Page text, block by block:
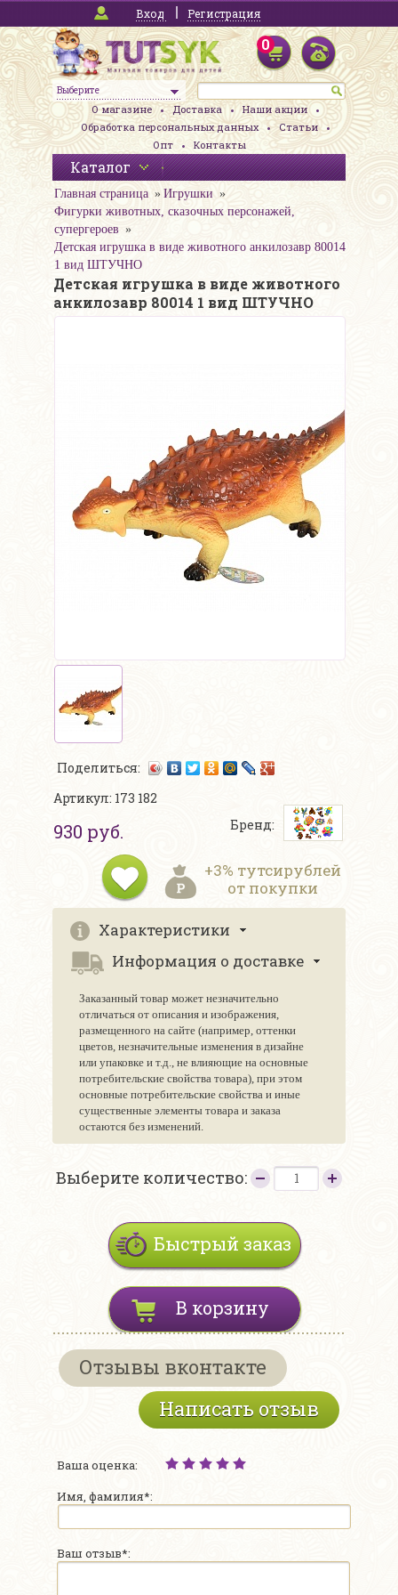
Вход Регистрация
Выберите
0
О магазине Доставка
Наши акции
Обработка персональных данных
Статьи
Опт
Контакты
Каталог
Главная страница
Игрушки
Фигурки животных, сказочных персонажей,
супергероев
Детская игрушка в виде животного анкилозавр 80014
1 вид ШТУЧНО
Детская игрушка в виде животного
анкилозавр 80014 1 вид ШТУЧНО
Поделиться:
Артикул: 173 182
930 руб. Бренд:
+3% тутсирублей
от покупки
Характеристики
Информация о доставке
Заказанный товар может незначительно
отличаться от описания и изображения,
размещенного на сайте (например, оттенки
цветов, незначительные изменения в дизайне
или упаковке и т.д., не влияющие на основные
потребительские свойства товара), при этом
основные потребительские свойства и иные
существенные элементы товара и заказа
остаются без изменений.
Выберите количество:
Быстрый заказ
В корзину
Отзывы вконтакте
Написать отзыв
Ваша оценка:
Имя, фамилия*:
Ваш отзыв*: